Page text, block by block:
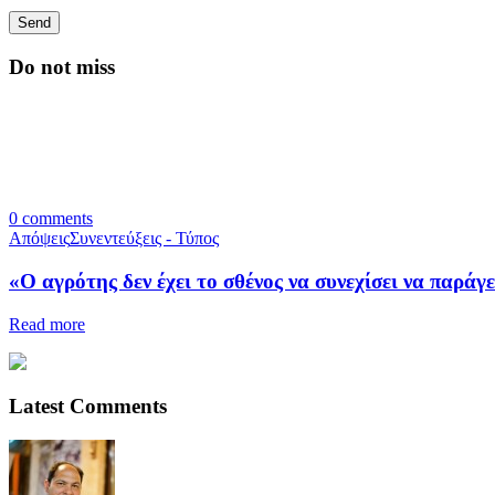
Do not miss
0 comments
ΑπόψειςΣυνεντεύξεις - Τύπος
«Ο αγρότης δεν έχει το σθένος να συνεχίσει να
Read more
Latest Comments